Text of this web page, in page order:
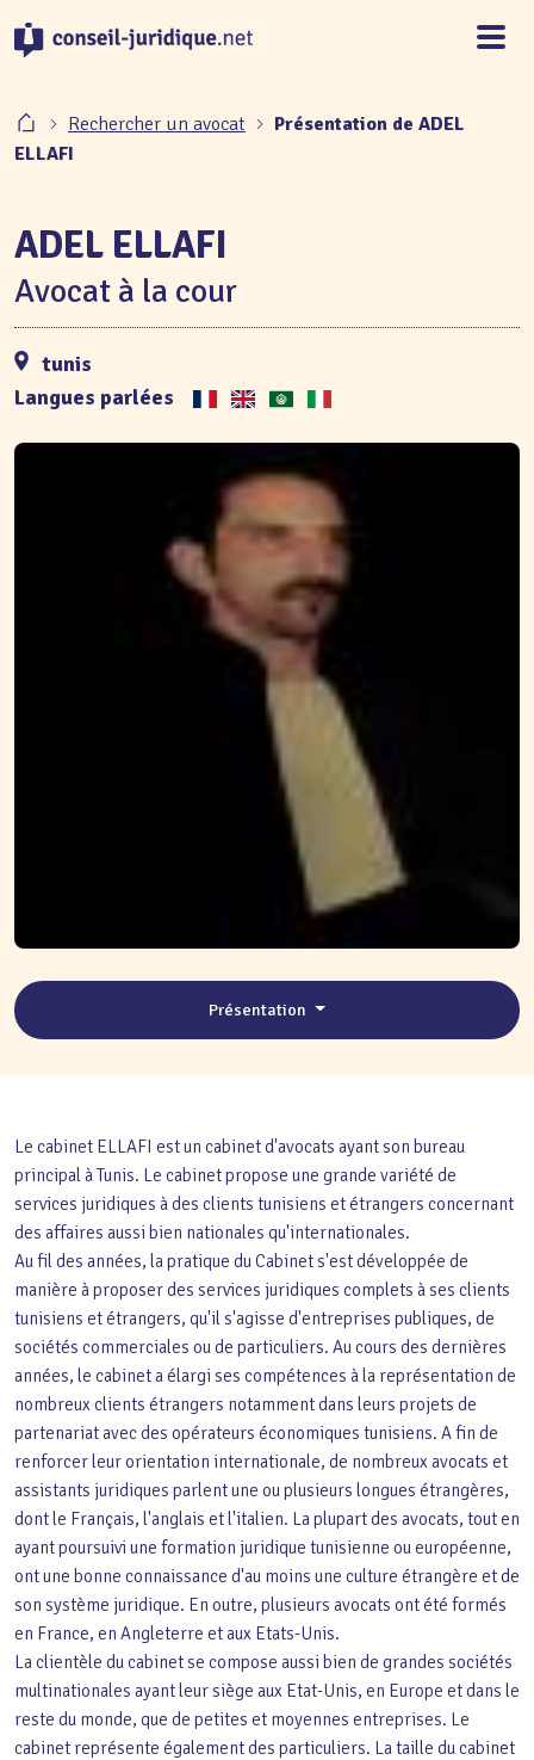
Rechercher un avocat
Présentation de ADEL
ELLAFI
ADEL ELLAFI
Avocat à la cour
tunis
Langues parlées
Présentation
Le cabinet ELLAFI est un cabinet d'avocats ayant son bureau
principal à Tunis. Le cabinet propose une grande variété de
services juridiques à des clients tunisiens et étrangers concernant
des affaires aussi bien nationales qu'internationales.
Au fil des années, la pratique du Cabinet s'est développée de
manière à proposer des services juridiques complets à ses clients
tunisiens et étrangers, qu'il s'agisse d'entreprises publiques, de
sociétés commerciales ou de particuliers. Au cours des dernières
années, le cabinet a élargi ses compétences à la représentation de
nombreux clients étrangers notamment dans leurs projets de
partenariat avec des opérateurs économiques tunisiens. A fin de
renforcer leur orientation internationale, de nombreux avocats et
assistants juridiques parlent une ou plusieurs longues étrangères,
dont le Français, l'anglais et l'italien. La plupart des avocats, tout en
ayant poursuivi une formation juridique tunisienne ou européenne,
ont une bonne connaissance d'au moins une culture étrangère et de
son système juridique. En outre, plusieurs avocats ont été formés
en France, en Angleterre et aux Etats-Unis.
La clientèle du cabinet se compose aussi bien de grandes sociétés
multinationales ayant leur siège aux Etat-Unis, en Europe et dans le
reste du monde, que de petites et moyennes entreprises. Le
cabinet représente également des particuliers. La taille du cabinet